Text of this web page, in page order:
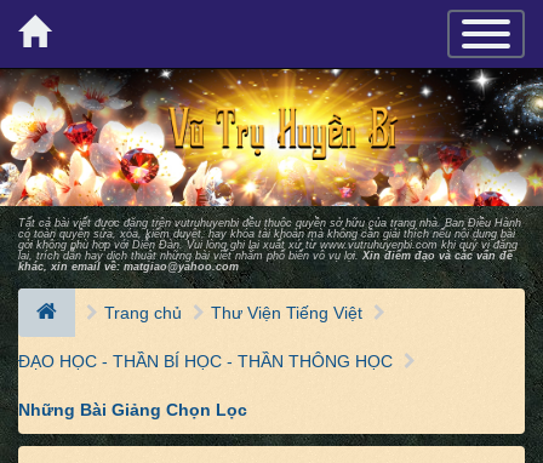
×
Tất cả bài viết được đăng trên vutruhuyenbi đều thuộc quyền sở hữu của trang nhà. Ban Ðiều Hành
có toàn quyền sửa, xóa, kiểm duyệt, hay khóa tài khoản mà không cần giải thích nếu nội dung bài
gởi không phù hợp với Diễn Ðàn. Vui lòng ghi lại xuất xứ từwww.vutruhuyenbi.comkhi quý vị đăng
lại, trích dẫn hay dịch thuật những bài viết nhằm phổ biến vô vụ lợi. Xin điểm đạo và các vấn đề
khác, xin email về: matgiao@yahoo.com
Trang chủ Thư Viện Tiếng Việt
ĐẠO HỌC - THẦN BÍ HỌC - THẦN THÔNG HỌC
Những Bài Giảng Chọn Lọc